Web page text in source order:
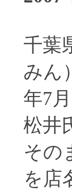
千葉
みん
年7
松井
その
を店